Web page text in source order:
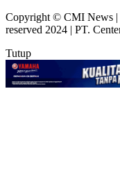
Copyright © CMI News |
reserved 2024 | PT.
Tutup